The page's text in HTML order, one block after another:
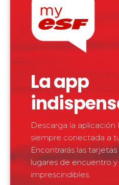
La app
Descarga la aplicación
siempre conectada a
Encontrarás las
lugares de encuentro
imprescindibles.